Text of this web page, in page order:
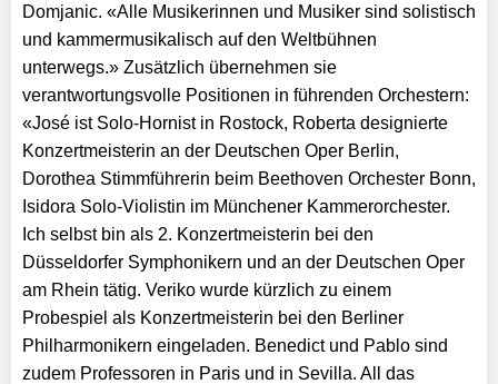
Domjanic. «Alle Musikerinnen und Musiker sind solistisch
und kammermusikalisch auf den Weltbühnen
unterwegs.» Zusätzlich übernehmen sie
verantwortungsvolle Positionen in führenden Orchestern:
«José ist Solo-Hornist in Rostock, Roberta designierte
Konzertmeisterin an der Deutschen Oper Berlin,
Dorothea Stimmführerin beim Beethoven Orchester Bonn,
Isidora Solo-Violistin im Münchener Kammerorchester.
Ich selbst bin als 2. Konzertmeisterin bei den
Düsseldorfer Symphonikern und an der Deutschen Oper
am Rhein tätig. Veriko wurde kürzlich zu einem
Probespiel als Konzertmeisterin bei den Berliner
Philharmonikern eingeladen. Benedict und Pablo sind
zudem Professoren in Paris und in Sevilla. All das